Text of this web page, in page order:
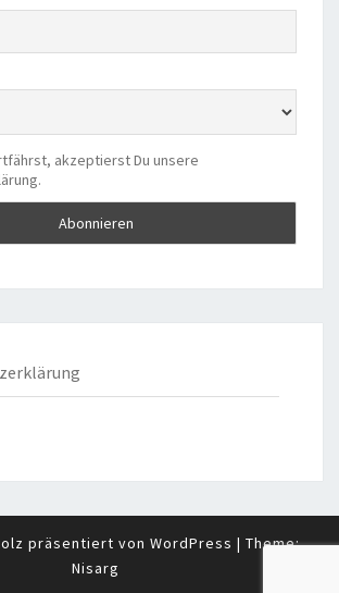
akzeptierst Du unsere
präsentiert von WordPress | Theme:
Nisarg